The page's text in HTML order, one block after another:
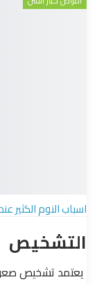
اسباب النوم الكثير
التشخيص
يعتمد تشخيص